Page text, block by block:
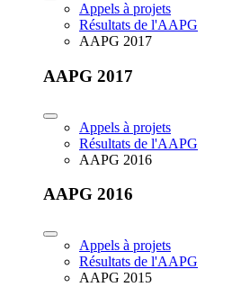
Appels à projets
Résultats de l'AAPG
AAPG 2017
AAPG 2017
Appels à projets
Résultats de l'AAPG
AAPG 2016
AAPG 2016
Appels à projets
Résultats de l'AAPG
AAPG 2015